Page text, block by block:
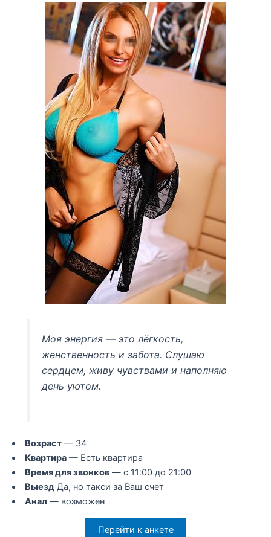
Моя энергия — это лёгкость,
женственность и забота. Слушаю
сердцем, живу чувствами и наполняю
день уютом.
Возраст— 34
Квартира— Есть квартира
Время для звонков— с 11:00 до 21:00
ВыездДа, но такси за Ваш счет
Анал — возможен
Перейти к анкете